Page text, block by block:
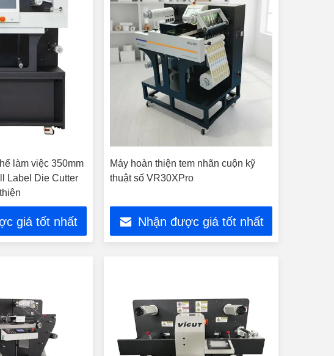
làm việc 350mm
Label Die Cutter
giá tốt nhất
Máy hoàn thiện tem nhãn cuộn kỹ
thuật số VR30XPro
Nhận được giá tốt nhất